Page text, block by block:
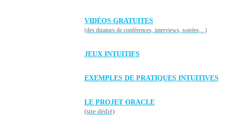
VIDÉOS GRATUITES
(des dizaines de conférences, interviews, soirées,...)
JEUX INTUITIFS
EXEMPLES DE PRATIQUES INTUITIVES
LE PROJET ORACLE
(site dédié)